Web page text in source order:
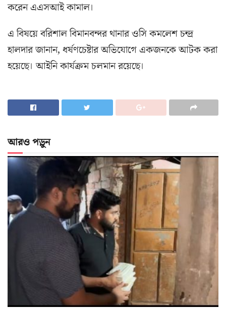
করেন এএসআই কামাল।
এ বিষয়ে বরিশাল বিমানবন্দর থানার ওসি কমলেশ চন্দ্র
হালদার জানান, ধর্ষণচেষ্টার অভিযোগে একজনকে আটক করা
হয়েছে। আইনি কার্যক্রম চলমান রয়েছে।
আরও পড়ুন